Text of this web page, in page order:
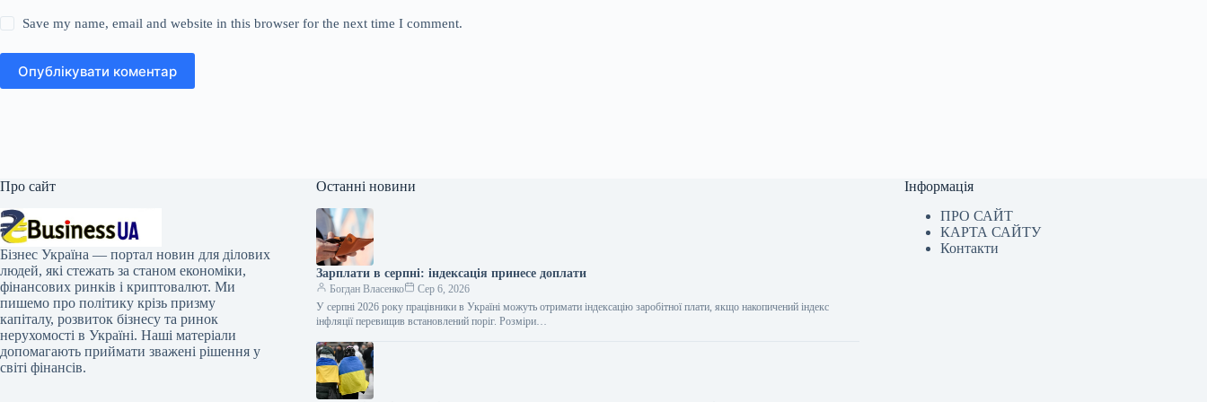
Save my name, email and website in this browser for the next time I comment.
Опублікувати коментар
Про сайт
Бізнес Україна — портал новин для ділових
людей, які стежать за станом економіки,
фінансових ринків і криптовалют. Ми
пишемо про політику крізь призму
капіталу, розвиток бізнесу та ринок
нерухомості в Україні. Наші матеріали
допомагають приймати зважені рішення у
світі фінансів.
Останні новини
Зарплати в серпні: індексація принесе доплати
Богдан Власенко
Сер 6, 2026
У серпні 2026 року працівники в Україні можуть отримати індексацію заробітної плати, якщо накопичений індекс
інфляції перевищив встановлений поріг. Розміри…
Інформація
ПРО САЙТ
КАРТА САЙТУ
Контакти